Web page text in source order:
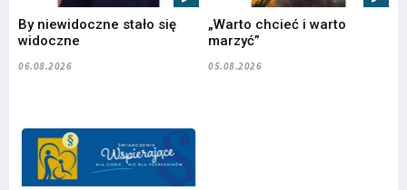
By niewidoczne stało się
widoczne
06.08.2026
„Warto chcieć i warto
marzyć”
05.08.2026